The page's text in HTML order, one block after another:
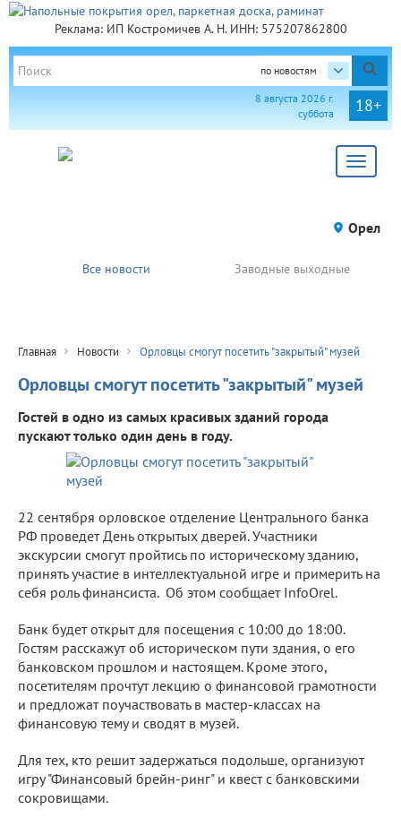
Реклама: ИП Костромичев А. Н. ИНН: 575207862800
по новостям
18+
8 августа 2026 г.
суббота
Toggle
Орел
Все новости Заводные выходные
Главная Новости Орловцы смогут посетить "закрытый" музей
Орловцы смогут посетить "закрытый" музей
Гостей в одно из самых красивых зданий города
пускают только один день в году.
22 сентября орловское отделение Центрального банка
РФ проведет День открытых дверей. Участники
экскурсии смогут пройтись по историческому зданию,
принять участие в интеллектуальной игре и примерить на
себя роль финансиста. Об этом сообщает InfoОrel.
Банк будет открыт для посещения с 10:00 до 18:00.
Гостям расскажут об историческом пути здания, о его
банковском прошлом и настоящем. Кроме этого,
посетителям прочтут лекцию о финансовой грамотности
и предложат поучаствовать в мастер-классах на
финансовую тему и сводят в музей.
Для тех, кто решит задержаться подольше, организуют
игру "Финансовый брейн-ринг" и квест с банковскими
сокровищами.